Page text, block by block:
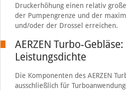
Druckerhöhung einen relativ
der Pumpengrenze und der
und/oder der Drossel erreichen.
AERZEN Turbo-
Leistungsdichte
Die Komponenten des AERZEN
ausschließlich für